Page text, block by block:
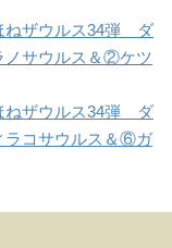
ねザウルス34弾 ダ
ノサウルス＆②ケツ
ねザウルス34弾 ダ
ラコサウルス＆⑥ガ